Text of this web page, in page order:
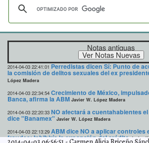
Notas antiguas
2014-04-03 22:41:01 Perredistas dicen Sí: Punto de
la comisión de delitos sexuales del ex
López Madera
2014-04-03 22:34:54 Crecimiento de México,
Banca, afirma la ABM Javier W. López Madera
2014-04-03 22:20:33 NO afectará a cuentahabientes
dice "Banamex" Javier W. López Madera
2014-04-03 22:13:29 ABM dice NO a aplicar controles
fraudes: Inhibiría la expansión del crédito Javier